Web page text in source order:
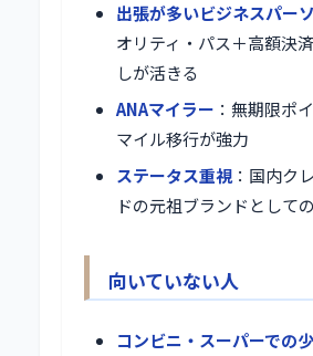
出張が多いビジネスパー
オリティ・パス＋高額決
しが活きる
ANAマイラー ：無期限ポ
マイル移行が強力
ステータス重視：国内ク
ドの元祖ブランドとして
向いていない人
コンビニ・スーパーでの